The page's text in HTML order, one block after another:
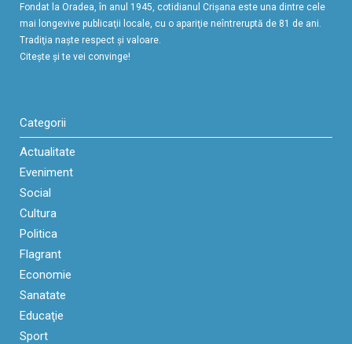
Fondat la Oradea, în anul 1945, cotidianul Crişana este una dintre cele
mai longevive publicaţii locale, cu o apariţie neîntreruptă de 81 de ani.
Tradiţia naşte respect şi valoare.
Citeşte şi te vei convinge!
Categorii
Actualitate
Eveniment
Social
Cultura
Politica
Flagrant
Economie
Sanatate
Educaţie
Sport